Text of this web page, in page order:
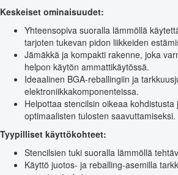
Keskeiset ominaisuudet:
Yhteensopiva suoralla lämmöllä
tarjoten tukevan pidon liikkeiden
Jämäkkä ja kompakti rakenne, joka
helpon käytön ammattikäytössä.
Ideaalinen BGA-reballingiin ja
elektroniikkakomponenteissa.
Helpottaa stencilsin oikeaa kohdistusta
optimaalisten tulosten saavuttamiseksi.
Tyypilliset käyttökohteet:
Stencilsien tuki suoralla lämmöllä
Käyttö juotos- ja reballing-asemilla